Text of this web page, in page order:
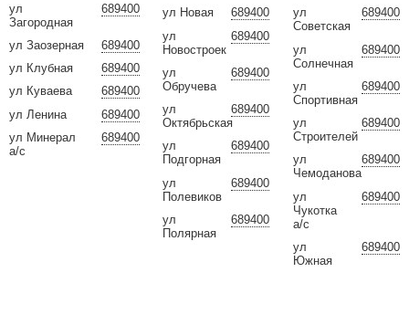
689400
ул
Загородная
689400
ул Заозерная
689400
ул Клубная
689400
ул Куваева
689400
ул Ленина
689400
ул Минерал
а/с
689400
ул Новая
689400
ул
Новостроек
689400
ул
Обручева
689400
ул
Октябрьская
689400
ул
Подгорная
689400
ул
Полевиков
689400
ул
Полярная
689400
ул
Советская
689400
ул
Солнечная
689400
ул
Спортивная
689400
ул
Строителей
689400
ул
Чемоданова
689400
ул
Чукотка
а/с
689400
ул
Южная